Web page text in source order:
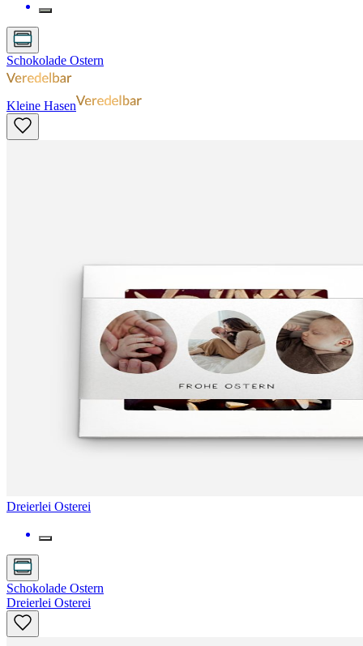
Schokolade Ostern
Kleine Hasen
Dreierlei Osterei
Schokolade Ostern
Dreierlei Osterei